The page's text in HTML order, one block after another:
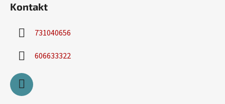
Kontakt
731040656
606633322